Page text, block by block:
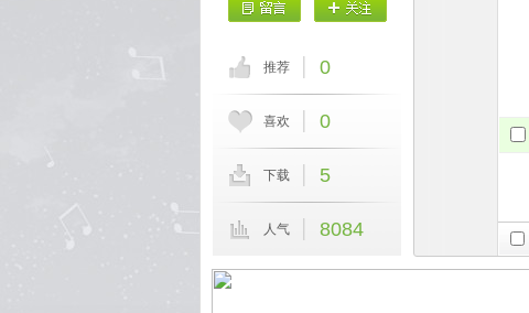
推荐 0
喜欢 0
下载 5
人气 8084